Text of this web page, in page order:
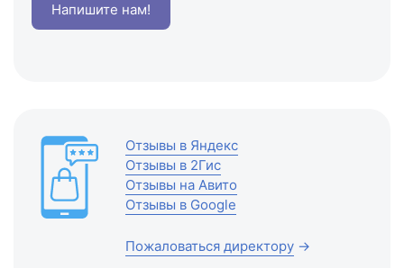
Напишите нам!
Отзывы в Яндекс
Отзывы в 2Гис
Отзывы на Авито
Отзывы в Google
Пожаловаться директору →